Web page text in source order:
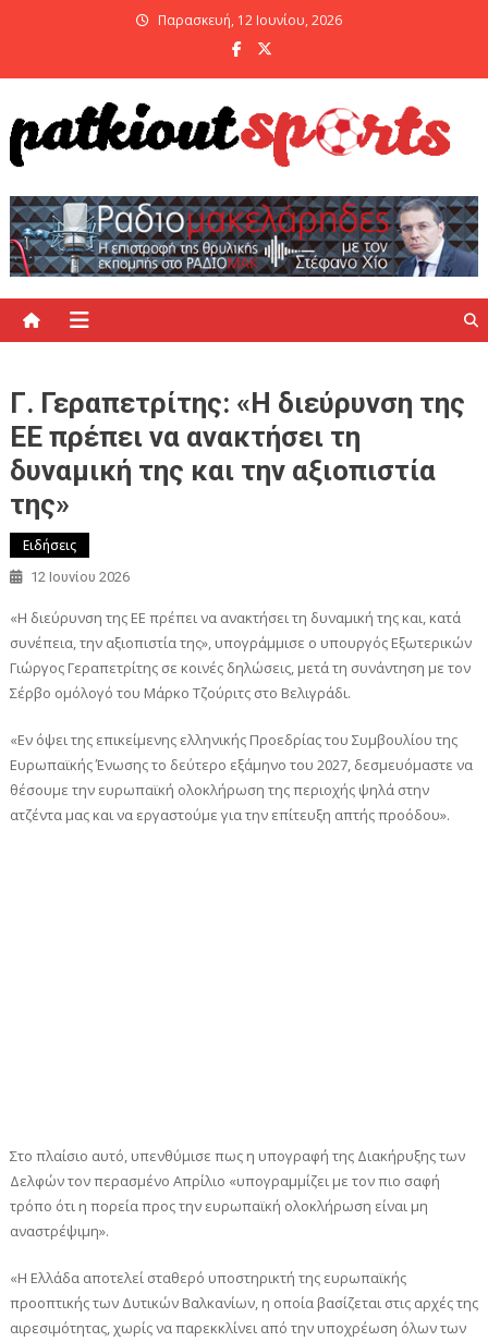
Παρασκευή, 12 Ιουνίου, 2026
Γ. Γεραπετρίτης: «Η διεύρυνση της
ΕΕ πρέπει να ανακτήσει τη
δυναμική της και την αξιοπιστία
της»
Ειδήσεις
12 Ιουνίου 2026
«Η διεύρυνση της ΕΕ πρέπει να ανακτήσει τη δυναμική της και, κατά
συνέπεια, την αξιοπιστία της», υπογράμμισε ο υπουργός Εξωτερικών
Γιώργος Γεραπετρίτης σε κοινές δηλώσεις, μετά τη συνάντηση με τον
Σέρβο ομόλογό του Μάρκο Τζούριτς στο Βελιγράδι.
«Εν όψει της επικείμενης ελληνικής Προεδρίας του Συμβουλίου της
Ευρωπαϊκής Ένωσης το δεύτερο εξάμηνο του 2027, δεσμευόμαστε να
θέσουμε την ευρωπαϊκή ολοκλήρωση της περιοχής ψηλά στην
ατζέντα μας και να εργαστούμε για την επίτευξη απτής προόδου».
Στο πλαίσιο αυτό, υπενθύμισε πως η υπογραφή της Διακήρυξης των
Δελφών τον περασμένο Απρίλιο «υπογραμμίζει με τον πιο σαφή
τρόπο ότι η πορεία προς την ευρωπαϊκή ολοκλήρωση είναι μη
αναστρέψιμη».
«Η Ελλάδα αποτελεί σταθερό υποστηρικτή της ευρωπαϊκής
προοπτικής των Δυτικών Βαλκανίων, η οποία βασίζεται στις αρχές της
αιρεσιμότητας, χωρίς να παρεκκλίνει από την υποχρέωση όλων των